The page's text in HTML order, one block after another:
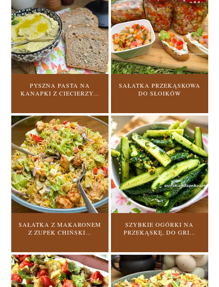
PYSZNA PASTA NA
KANAPKI Z CIECIERZY...
SAŁATKA PRZEKĄSKOWA
DO SŁOIKÓW
SAŁATKA Z MAKARONEM
Z ZUPEK CHIŃSKI...
SZYBKIE OGÓRKI NA
PRZEKĄSKĘ, DO GRI...